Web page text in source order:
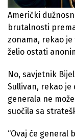
Američki
brutalnosti
zonama, rekao
želio ostati
No, savjetnik
Sullivan, rekao
generala ne
suočila sa
“Ovaj će general